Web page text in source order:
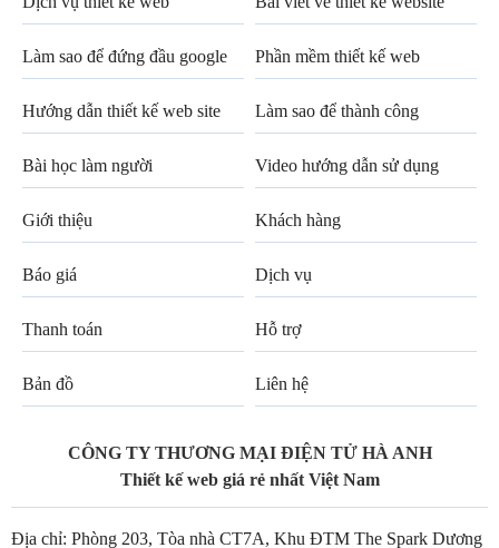
Làm sao để đứng đầu google Phần mềm thiết kế web
Hướng dẫn thiết kế web site Làm sao để thành công
Bài học làm người Video hướng dẫn sử dụng
Giới thiệu Khách hàng
Báo giá Dịch vụ
Thanh toán Hỗ trợ
Bản đồ Liên hệ
CÔNG TY THƯƠNG MẠI ĐIỆN TỬ HÀ ANH
Thiết kế web giá rẻ nhất Việt Nam
Địa chỉ: Phòng 203, Tòa nhà CT7A, Khu ĐTM The Spark Dương